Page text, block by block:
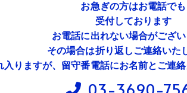
お急ぎの方はお電話でも
受付しております
お電話に出れない場合がござい
その場合は折り返しご連絡いた
入りますが、留守番電話にお名前とご連